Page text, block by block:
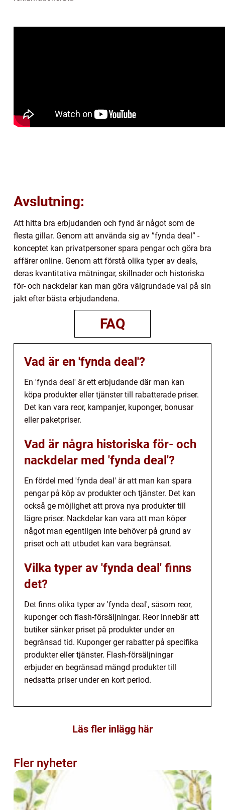
Avslutning:
Att hitta bra erbjudanden och fynd är något som de
flesta gillar. Genom att använda sig av ”fynda deal” -
konceptet kan privatpersoner spara pengar och göra bra
affärer online. Genom att förstå olika typer av deals,
deras kvantitativa mätningar, skillnader och historiska
för- och nackdelar kan man göra välgrundade val på sin
jakt efter bästa erbjudandena.
FAQ
Vad är en 'fynda deal'?
En 'fynda deal' är ett erbjudande där man kan
köpa produkter eller tjänster till rabatterade priser.
Det kan vara reor, kampanjer, kuponger, bonusar
eller paketpriser.
Vad är några historiska för- och
nackdelar med 'fynda deal'?
En fördel med 'fynda deal' är att man kan spara
pengar på köp av produkter och tjänster. Det kan
också ge möjlighet att prova nya produkter till
lägre priser. Nackdelar kan vara att man köper
något man egentligen inte behöver på grund av
priset och att utbudet kan vara begränsat.
Vilka typer av 'fynda deal' finns
det?
Det finns olika typer av 'fynda deal', såsom reor,
kuponger och flash-försäljningar. Reor innebär att
butiker sänker priset på produkter under en
begränsad tid. Kuponger ger rabatter på specifika
produkter eller tjänster. Flash-försäljningar
erbjuder en begränsad mängd produkter till
nedsatta priser under en kort period.
Läs fler inlägg här
Fler nyheter